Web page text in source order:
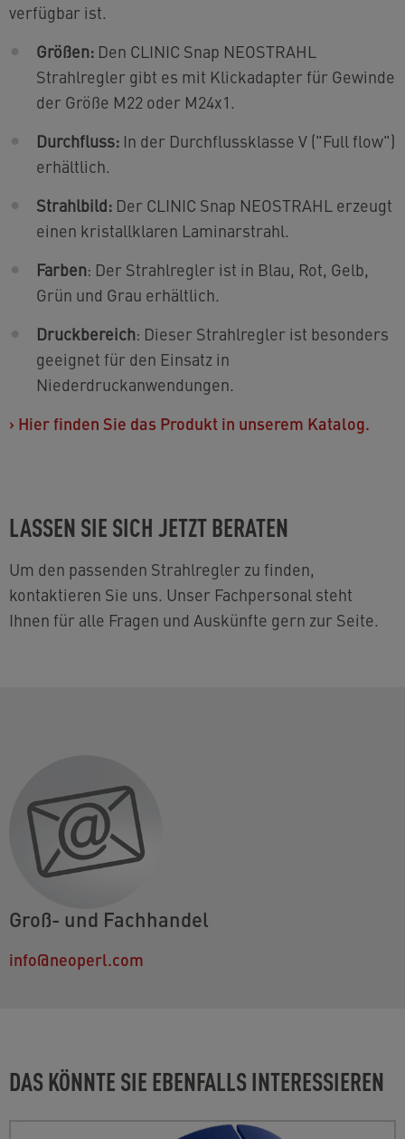
verfügbar ist.
Größen: Den CLINIC Snap NEOSTRAHL
Strahlregler gibt es mit Klickadapter für Gewinde
der Größe M22 oder M24x1.
Durchfluss: In der Durchflussklasse V ("Full flow")
erhältlich.
Strahlbild: Der CLINIC Snap NEOSTRAHL erzeugt
einen kristallklaren Laminarstrahl.
Farben: Der Strahlregler ist in Blau, Rot, Gelb,
Grün und Grau erhältlich.
Druckbereich: Dieser Strahlregler ist besonders
geeignet für den Einsatz in
Niederdruckanwendungen.
› Hier finden Sie das Produkt in unserem Katalog.
LASSEN SIE SICH JETZT BERATEN
Um den passenden Strahlregler zu finden,
kontaktieren Sie uns. Unser Fachpersonal steht
Ihnen für alle Fragen und Auskünfte gern zur Seite.
Groß- und Fachhandel
info@neoperl.com
DAS KÖNNTE SIE EBENFALLS INTERESSIEREN